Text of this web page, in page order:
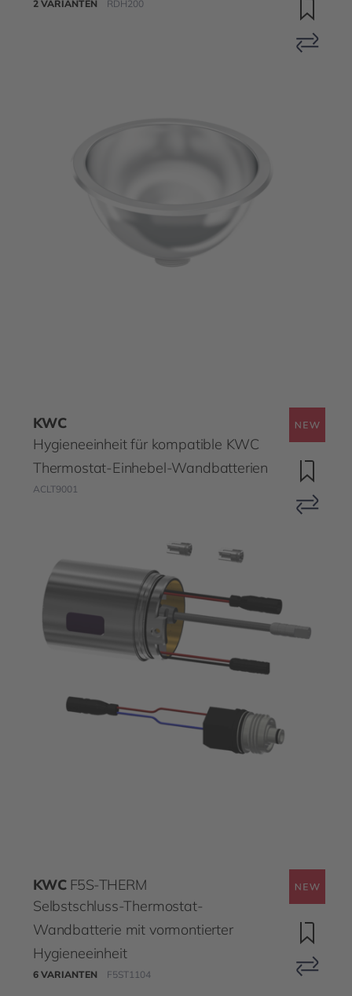
2 VARIANTEN RDH200
KWC
Hygieneeinheit für kompatible KWC
Thermostat-Einhebel-Wandbatterien
ACLT9001
KWC F5S-THERM
Selbstschluss-Thermostat-
Wandbatterie mit vormontierter
Hygieneeinheit
6 VARIANTEN F5ST1104